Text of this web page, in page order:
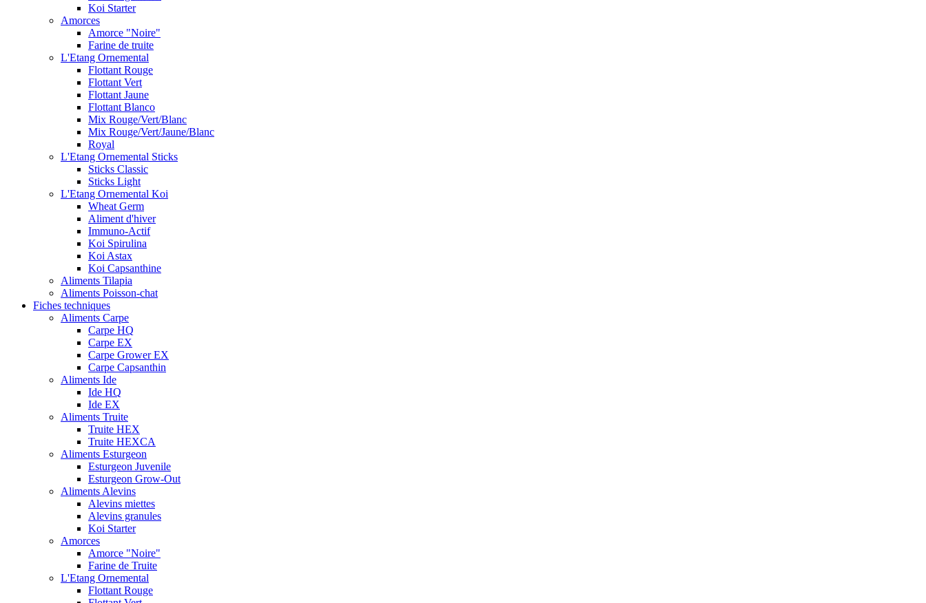
Koi Starter
Amorces
Amorce "Noire"
Farine de truite
L'Etang Ornemental
Flottant Rouge
Flottant Vert
Flottant Jaune
Flottant Blanco
Mix Rouge/Vert/Blanc
Mix Rouge/Vert/Jaune/Blanc
Royal
L'Etang Ornemental Sticks
Sticks Classic
Sticks Light
L'Etang Ornemental Koi
Wheat Germ
Aliment d'hiver
Immuno-Actif
Koi Spirulina
Koi Astax
Koi Capsanthine
Aliments Tilapia
Aliments Poisson-chat
Fiches techniques
Aliments Carpe
Carpe HQ
Carpe EX
Carpe Grower EX
Carpe Capsanthin
Aliments Ide
Ide HQ
Ide EX
Aliments Truite
Truite HEX
Truite HEXCA
Aliments Esturgeon
Esturgeon Juvenile
Esturgeon Grow-Out
Aliments Alevins
Alevins miettes
Alevins granules
Koi Starter
Amorces
Amorce "Noire"
Farine de Truite
L'Etang Ornemental
Flottant Rouge